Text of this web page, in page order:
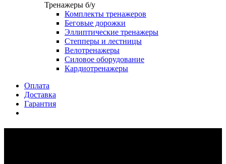
Тренажеры б/у
Комплекты тренажеров
Беговые дорожки
Эллиптические тренажеры
Степперы и лестницы
Велотренажеры
Силовое оборудование
Кардиотренажеры
Оплата
Доставка
Гарантия